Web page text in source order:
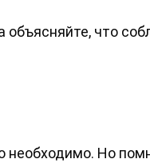
объясняйте, что
необходимо. Но